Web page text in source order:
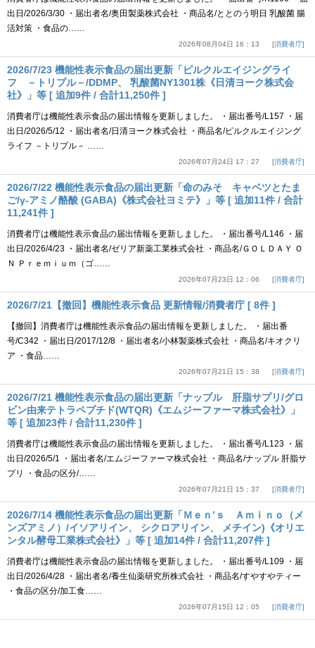
出日/2026/3/30 ・届出者名/奥田製薬株式会社 ・商品名/ととのう明日 乳酸菌 腸
活対策 ・食品の……
2026年08月04日 16：13 消費者庁
2026/7/23 機能性表示食品の届出更新「ピルクルエイジングライ
フ －トリプル－/DDMP、 乳酸菌NY1301株《日清ヨーク株式会
社》」等 [ 追加9件 / 合計11,250件 ]
消費者庁は機能性表示食品の届出情報を更新しました。 ・届出番号/L157 ・届
出日/2026/5/12 ・届出者名/日清ヨーク株式会社 ・商品名/ピルクルエイジング
ライフ －トリプル－ ……
2026年07月24日 17：27 消費者庁
2026/7/22 機能性表示食品の届出更新「命のみそ キャベツとたま
ご/γ-アミノ酪酸 (GABA)《株式会社ヨミテ》」等 [ 追加11件 / 合計
11,241件 ]
消費者庁は機能性表示食品の届出情報を更新しました。 ・届出番号/L146 ・届
出日/2026/4/23 ・届出者名/ゼリア新薬工業株式会社 ・商品名/ＧＯＬＤＡＹ Ｏ
Ｎ Ｐｒｅｍｉｕｍ（ゴ……
2026年07月23日 12：06 消費者庁
2026/7/21【撤回】機能性表示食品 更新情報/消費者庁 [ 8件 ]
【撤回】消費者庁は機能性表示食品の届出情報を更新しました。 ・届出番
号/C342 ・届出日/2017/12/8 ・届出者名/小林製薬株式会社 ・商品名/キオクリ
ア ・食品……
2026年07月21日 15：38 消費者庁
2026/7/21 機能性表示食品の届出更新「ナップル 肝脂サプリ/グロ
ビン由来テトラペプチド(WTQR)《エムジーファーマ株式会社》」
等 [ 追加23件 / 合計11,230件 ]
消費者庁は機能性表示食品の届出情報を更新しました。 ・届出番号/L123 ・届
出日/2026/5/1 ・届出者名/エムジーファーマ株式会社 ・商品名/ナップル 肝脂サ
プリ ・食品の区分/……
2026年07月21日 15：37 消費者庁
2026/7/14 機能性表示食品の届出更新「Ｍｅｎ’ｓ Ａｍｉｎｏ（メ
ンズアミノ）/イソアリイン、 シクロアリイン、 メチイン)《オリエ
ンタル酵母工業株式会社》」等 [ 追加14件 / 合計11,207件 ]
消費者庁は機能性表示食品の届出情報を更新しました。 ・届出番号/L109 ・届
出日/2026/4/28 ・届出者名/養生仙薬研究所株式会社 ・商品名/すやすやティー
・食品の区分/加工食……
2026年07月15日 12：05 消費者庁